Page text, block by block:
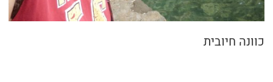
כוונה חיובית